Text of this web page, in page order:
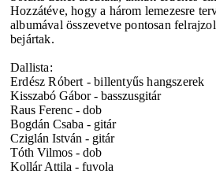
Hozzátéve, hogy a három lemezesre
albumával összevetve pontosan
bejártak.
Dallista:
Erdész Róbert - billentyűs hangszerek
Kisszabó Gábor - basszusgitár
Raus Ferenc - dob
Bogdán Csaba - gitár
Cziglán István - gitár
Tóth Vilmos - dob
Kollár Attila - fuvola